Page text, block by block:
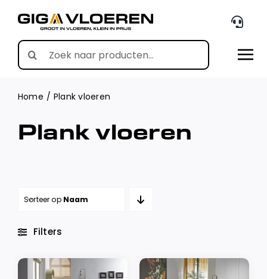
content
Search
for:
Home Plank vloeren
Plank vloeren
Sorteer op Naam
Filters